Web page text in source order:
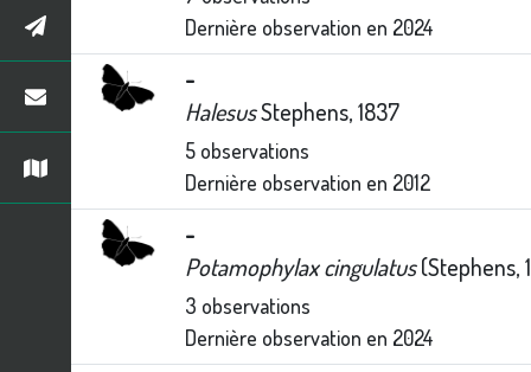
Dernière observation en 2024
-
HalesusStephens, 1837
5 observations
Dernière observation en 2012
-
Potamophylax cingulatus(Stephens,
3 observations
Dernière observation en 2024